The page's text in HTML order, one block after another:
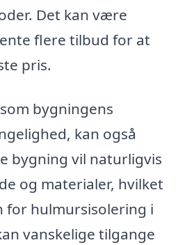
Det kan være
flere tilbud for at
pris.
bygningens
kan også
bygning vil naturligvis
og materialer, hvilket
for hulmursisolering i
vanskelige tilgange